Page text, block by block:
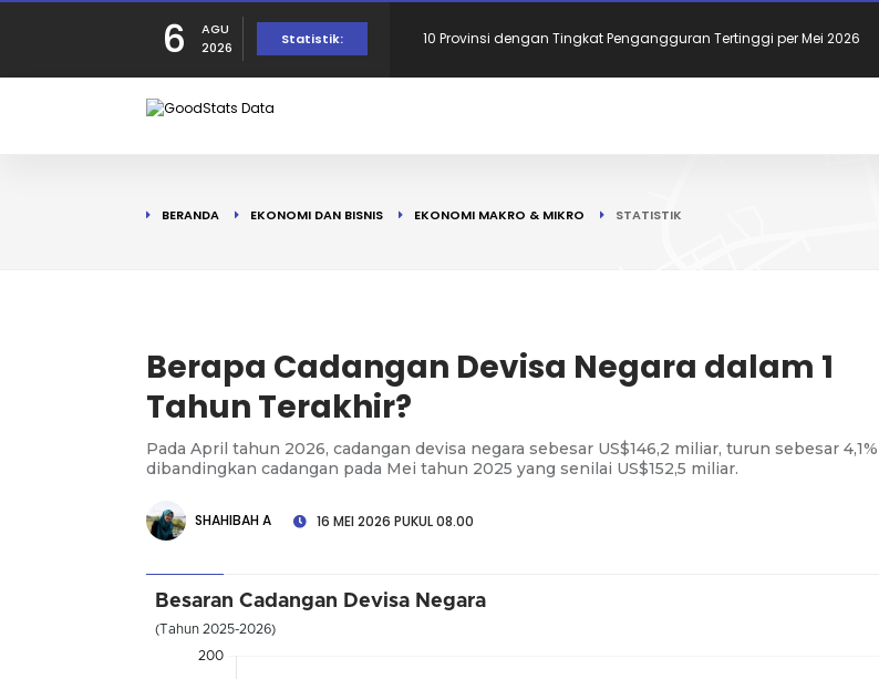
6
AGU
2026
Statistik: Provinsi Mana di Jawa yang Paling Sering Gunakan Bahasa Daerah
10 Provinsi dengan Tingkat Pengangguran Tertinggi per Mei 2026
BERANDA EKONOMI DAN BISNIS EKONOMI MAKRO & MIKRO STATISTIK
Berapa Cadangan Devisa Negara dalam 1
Tahun Terakhir?
Pada April tahun 2026, cadangan devisa negara sebesar US$146,2 miliar, turun sebesar 4,1%
dibandingkan cadangan pada Mei tahun 2025 yang senilai US$152,5 miliar.
SHAHIBAH A 16 MEI 2026 PUKUL 08.00
Besaran Cadangan Devisa Negara
(Tahun 2025-2026)